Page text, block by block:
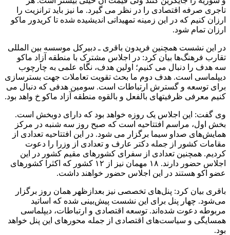
تاجری صرفه اقتصادی را در نظر می گیرد. ما نیز باید ترانزیت را
ارزان کنیم که در این زمینه تمهیداتی اندیشیده شده تا کریدور ماکو
ارزان تمام شود.
در این نشست همچنین فریدون باقری ـ دبیرکل موسسه بین المللی
تقارب فرهنگ‌ها بیان کرد: در اجلاس مشترک با منطقه آزاد ماکو
سه هدف را دنبال می کنیم؛ اولین هدف، نگاه علمی به چارچوب
دیپلماسی است. هدف دوم ما بحث تقویت تعاملات جهت بسترسازی
برای توسعه و گسترش ارتباطات است. سومین هدفی که دنبال می
کنیم معرفی ظرفیتهای بالفعل و بالقوه منطقه آزاد ماکو خ واهد بود.
وی گفت: این اجلاس یک روزه خواهد بود که دارای دوبخش است.
بخش اول، مراسم افتتاحیه است که صبح روز سه شنبه در مرکز
همایش‌های صداو سیما برگزار می شود. در این افتتاحیه تعدادی از
مقامات کشور از جمله دکتر عارف و تعدادی از وزرا را دعوت
کردیم. همچنین تعدادی از سفرای کشورهای مقیم کشور در این
اجلاس حضور دارند. ۱۸ مهمان نیز از ۱۲ کشور که اکثرا کشورهای
عضو اکو هستند در این اجلاس حضور خواهند داشت.
باقری بیان کرد: پنل‌های تخصصی نیز بعدازظهر همان روز برگزار
می‌شود. چهار پنل برای این نشست پیش‌بینی شده که اساتید
مربوطه دعوت شده‌اند. توسعه اقتصادی و ارتباطات، دیپلماسی
همسایگی و سیاست‌های اقتصادی از جمله محورهای این پنل خواهد
بود.